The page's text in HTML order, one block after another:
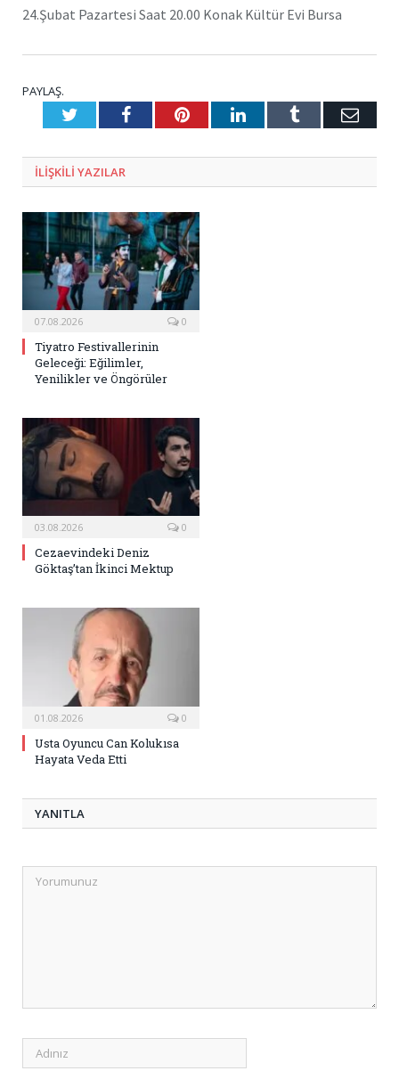
24.Şubat Pazartesi Saat 20.00 Konak Kültür Evi Bursa
PAYLAŞ.
TwitterFacebookPinterestLinkedInTumblr E-
ILIŞKILI YAZILAR
07.08.2026 0
Tiyatro Festivallerinin
Geleceği: Eğilimler,
Yenilikler ve Öngörüler
03.08.2026 0
Cezaevindeki Deniz
Göktaş’tan İkinci Mektup
01.08.2026 0
Usta Oyuncu Can Kolukısa
Hayata Veda Etti
YANITLA